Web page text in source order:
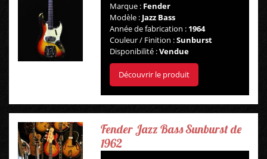
Marque : Fender
Modèle : Jazz Bass
Année de fabrication : 1964
Couleur / Finition :Sunburst
Disponibilité :Vendue
Découvrir le produit
Fender Jazz Bass Sunburst de
1962